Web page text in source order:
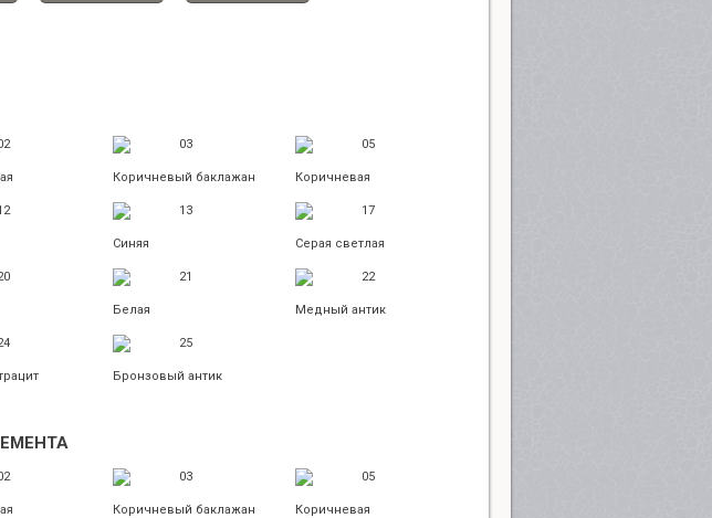
03
Коричневый баклажан
05
Коричневая
13
Синяя
17
Серая светлая
21
Белая
22
Медный антик
25
Бронзовый антик
03
Коричневый баклажан
05
Коричневая